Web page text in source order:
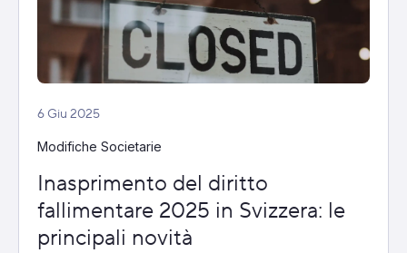
6 Giu 2025
Modifiche Societarie
Inasprimento del diritto
fallimentare 2025 in Svizzera: le
principali novità